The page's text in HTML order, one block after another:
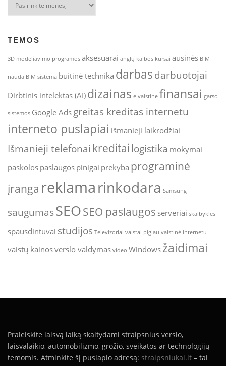
TEMOS
3D modeliavimo programos aksesuarai anglų kalbos kursai ausinės BIM
nauda BIM sistema buitinė technika darbas darbuotojai
Dirbtinis intelektas (AI)dizainas e vaistine finansai garso
sistemos Google Adsgreitas kreditas internetu
interneto puslapiai išmanieji laikrodžiai
Išmanieji telefonai kreditai logistika mokymai
paskolospaslaugospinigai prekyba programinė
įranga reklamarinkodara Samsung
saugumas SEOSEO paslaugos serveriai skalbyklės
spausdintuvai studijos Televizoriai vaistai pigiau vaistinė internetu
vaistų kainosverslo valdymas video Windowsžaidimai
Praleiskite laisvą laiką skaitydami straipsnius verslo,
laisvalaikio, automobilizmo, grožio, sveikatos ar technologijų
temomis. Atminkite šį puslapio adresą: straipsniukai.lt – tai